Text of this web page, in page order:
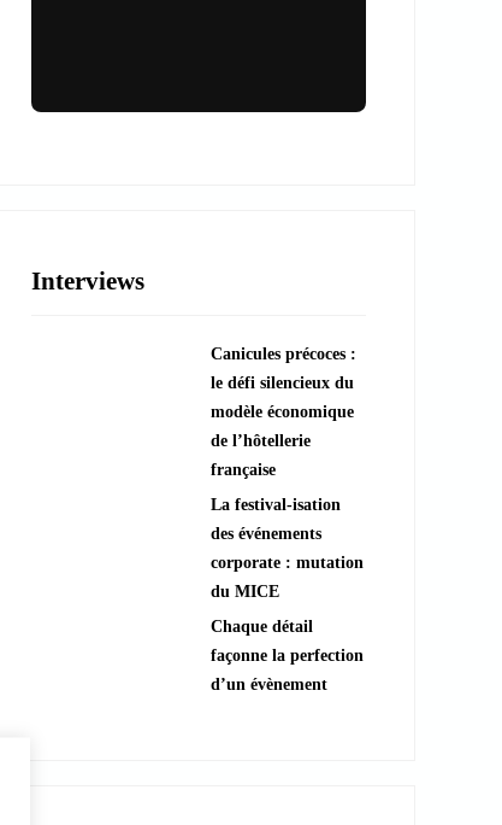
???? Explorer les animations
Interviews
Canicules précoces :
le défi silencieux du
modèle économique
de l’hôtellerie
française
La festival-isation
des événements
corporate : mutation
du MICE
Chaque détail
façonne la perfection
d’un évènement